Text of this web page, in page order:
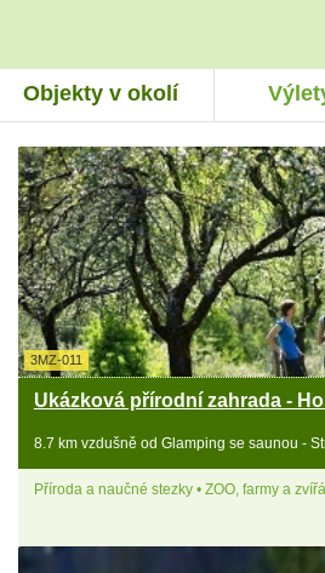
Objekty v okolí
3MZ-011
Ukázková přírodní zahrada -
8.7 km vzdušně od Glamping se saunou -
Příroda a naučné stezky • ZOO, farmy a